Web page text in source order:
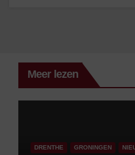
Meer lezen
DRENTHE GRONINGEN